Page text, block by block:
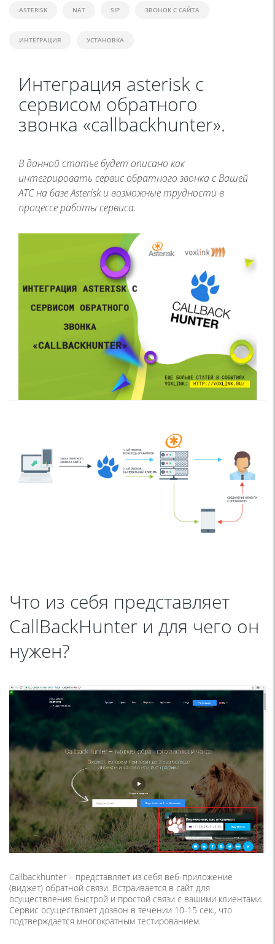
ASTERISK NAT SIP ЗВОНОК С САЙТА
ИНТЕГРАЦИЯ УСТАНОВКА
Интеграция asterisk с
сервисом обратного
звонка «callbackhunter».
В данной статье будет описано как
интегрировать сервис обратного звонка с Вашей
АТС на базе Asterisk и возможные трудности в
процессе работы сервиса.
Что из себя представляет
CallBackHunter и для чего он
нужен?
Callbackhunter – представляет из себя веб-приложение
(виджет) обратной связи. Встраивается в сайт для
осуществления быстрой и простой связи с вашими клиентами.
Сервис осуществляет дозвон в течении 10-15 сек., что
подтверждается многократным тестированием.